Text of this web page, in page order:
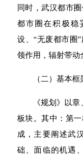
同时，武汉都市
都市圈在积极稳
设、“无废都市圈
领作用，辐射带动
（二）基本框
《规划》以
板块。其中：第
成，主要阐述武
础、面临的机遇